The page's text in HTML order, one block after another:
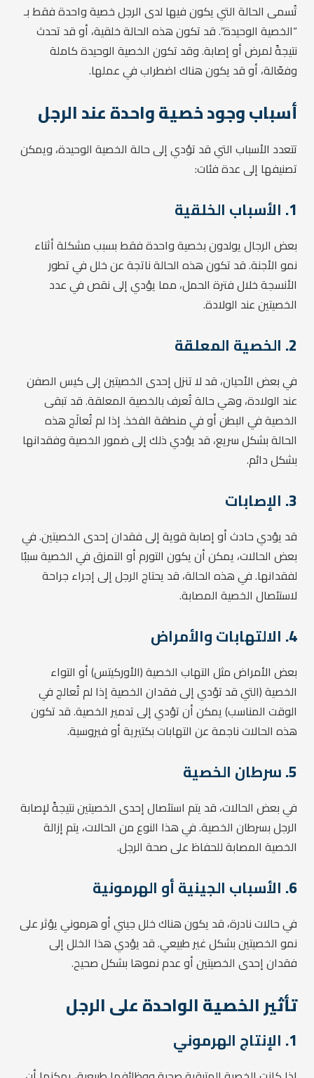
تُسمى الحالة التي يكون فيها لدى الرجل خصية واحدة فقط بـ
“الخصية الوحيدة”. قد تكون هذه الحالة خلقية، أو قد تحدث
نتيجةً لمرض أو إصابة. وقد تكون الخصية الوحيدة كاملة
وفعّالة، أو قد يكون هناك اضطراب في عملها.
أسباب وجود خصية واحدة عند الرجل
تتعدد الأسباب التي قد تؤدي إلى حالة الخصية الوحيدة، ويمكن
تصنيفها إلى عدة فئات:
1. الأسباب الخلقية
بعض الرجال يولدون بخصية واحدة فقط بسبب مشكلة أثناء
نمو الأجنة. قد تكون هذه الحالة ناتجة عن خلل في تطور
الأنسجة خلال فترة الحمل، مما يؤدي إلى نقص في عدد
الخصيتين عند الولادة.
2. الخصية المعلقة
في بعض الأحيان، قد لا تنزل إحدى الخصيتين إلى كيس الصفن
عند الولادة، وهي حالة تُعرف بالخصية المعلقة. قد تبقى
الخصية في البطن أو في منطقة الفخذ. إذا لم تُعالَج هذه
الحالة بشكل سريع، قد يؤدي ذلك إلى ضمور الخصية وفقدانها
بشكل دائم.
3. الإصابات
قد يؤدي حادث أو إصابة قوية إلى فقدان إحدى الخصيتين. في
بعض الحالات، يمكن أن يكون التورم أو التمزق في الخصية سببًا
لفقدانها. في هذه الحالة، قد يحتاج الرجل إلى إجراء جراحة
لاستئصال الخصية المصابة.
4. الالتهابات والأمراض
بعض الأمراض مثل التهاب الخصية (الأوركيتس) أو التواء
الخصية (التي قد تؤدي إلى فقدان الخصية إذا لم تُعالج في
الوقت المناسب) يمكن أن تؤدي إلى تدمير الخصية. قد تكون
هذه الحالات ناجمة عن التهابات بكتيرية أو فيروسية.
5. سرطان الخصية
في بعض الحالات، قد يتم استئصال إحدى الخصيتين نتيجةً لإصابة
الرجل بسرطان الخصية. في هذا النوع من الحالات، يتم إزالة
الخصية المصابة للحفاظ على صحة الرجل.
6. الأسباب الجينية أو الهرمونية
في حالات نادرة، قد يكون هناك خلل جيني أو هرموني يؤثر على
نمو الخصيتين بشكل غير طبيعي. قد يؤدي هذا الخلل إلى
فقدان إحدى الخصيتين أو عدم نموها بشكل صحيح.
تأثير الخصية الواحدة على الرجل
1. الإنتاج الهرموني